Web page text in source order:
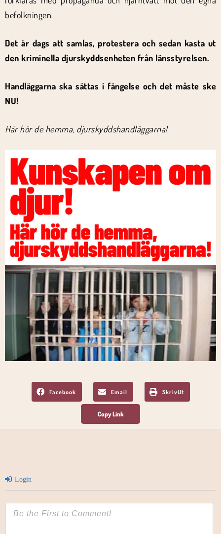
befolkningen.
Det är dags att samlas, protestera och sedan kasta ut
den kriminella djurskyddsenheten från länsstyrelsen.
Handläggarna ska sättas i fängelse och det måste ske
NU!
Här hör de hemma, djurskyddshandläggarna!
Facebook Email SkrivUt
Login